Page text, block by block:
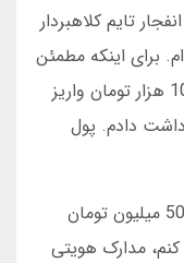
تایم کلاهبردار
برای اینکه مطمئن
شوم، چندین آزمایش انجام دادم. اول 10 هزار تومان واریز
دادم. پول
برای بررسی بیشتر، با یک حساب دیگر 50 میلیون تومان
مدارک هویتی